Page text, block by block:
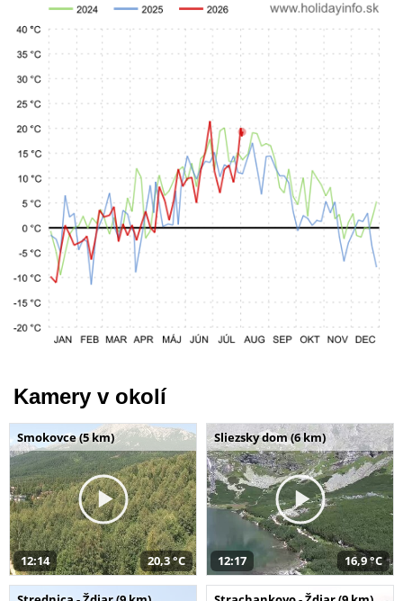
Kamery v okolí
Smokovce (5 km)
12:14 20,3 °C
Sliezsky dom (6 km)
12:17 16,9 °C